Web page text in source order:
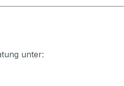
Maße:
unter: